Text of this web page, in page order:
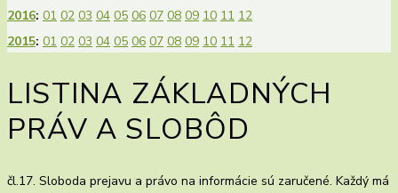
2016: 01 02 03 04 05 06 07 08 09 10 11 12
2015: 01 02 03 04 05 06 07 08 09 10 11 12
LISTINA ZÁKLADNÝCH
PRÁV A SLOBÔD
čl.17. Sloboda prejavu a právo na informácie sú zaručené. Každý má